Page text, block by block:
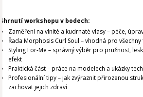
Shrnutí workshopu v bodech:
Zaměření na vlnité a kudrnaté vlasy – péče,
Řada Morphosis Curl Soul – vhodná pro všechny
Styling For-Me – správný výběr pro pružnost,
efekt
Praktická část – práce na modelech a ukázky
Profesionální tipy – jak zvýraznit přirozenou
zachovat jejich zdraví